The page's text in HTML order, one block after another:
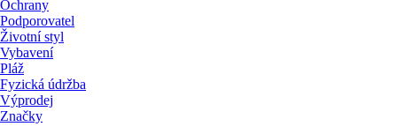
Ochrany
Podporovatel
Životní styl
Vybavení
Pláž
Fyzická údržba
Výprodej
Značky